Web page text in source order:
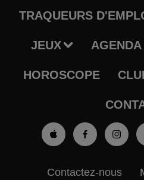
TRAQUEURS
JEUX AGENDA
HOROSCOPE
Contactez-nous